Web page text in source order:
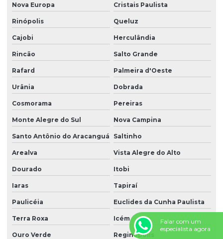
Nova Europa Cristais Paulista
Rinópolis Queluz
Cajobi Herculândia
Rincão Salto Grande
Rafard Palmeira d'Oeste
Urânia Dobrada
Cosmorama Pereiras
Monte Alegre do Sul Nova Campina
Santo Antônio do Aracanguá Saltinho
Arealva Vista Alegre do Alto
Dourado Itobi
Iaras Tapiraí
Paulicéia Euclides da Cunha Paulista
Terra Roxa Icém
Ouro Verde Reginópolis
Falar com um
especialista agora